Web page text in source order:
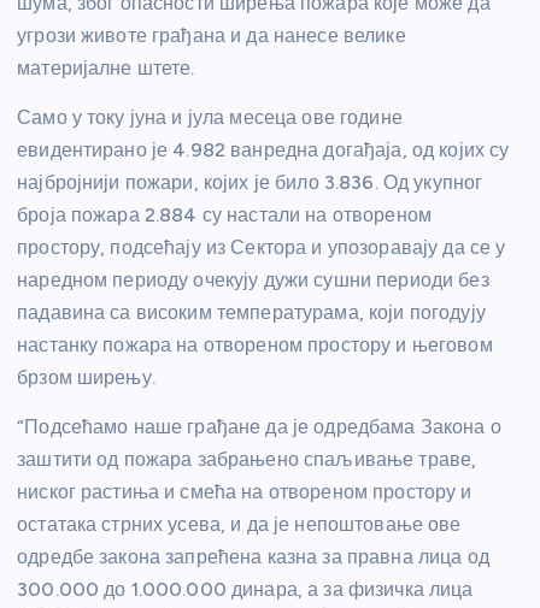
угрози животе грађана и да нанесе велике
материјалне штете.
Само у току јуна и јула месеца ове године
евидентирано је 4.982 ванредна догађаја, од којих су
најбројнији пожари, којих је било 3.836. Од укупног
броја пожара 2.884 су настали на отвореном
простору, подсећају из Сектора и упозоравају да се у
наредном периоду очекују дужи сушни периоди без
падавина са високим температурама, који погодују
настанку пожара на отвореном простору и његовом
брзом ширењу.
“Подсећамо наше грађане да је одредбама Закона о
заштити од пожара забрањено спаљивање траве,
ниског растиња и смећа на отвореном простору и
остатака стрних усева, и да је непоштовање ове
одредбе закона запрећена казна за правна лица од
300.000 до 1.000.000 динара, а за физичка лица